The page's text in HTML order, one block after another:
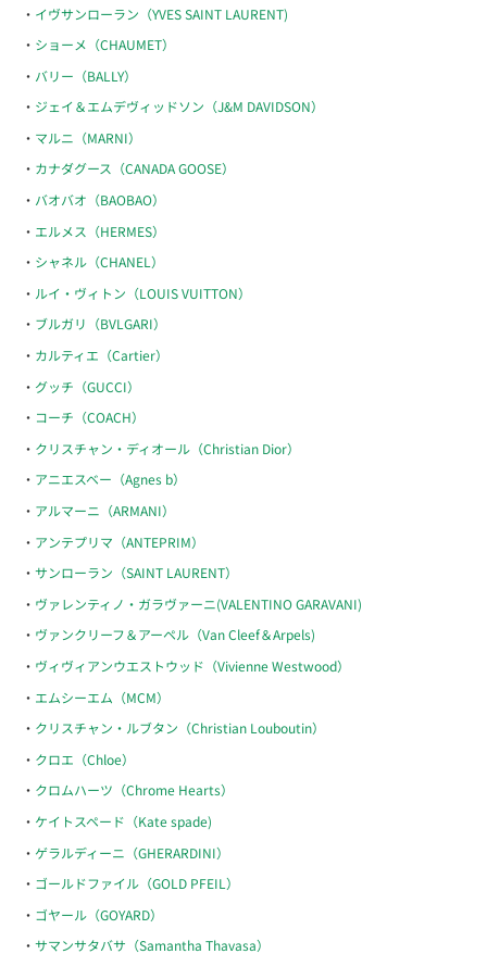
イヴサンローラン（YVES SAINT LAURENT)
ショーメ（CHAUMET）
バリー（BALLY）
ジェイ＆エムデヴィッドソン（J&M DAVIDSON）
マルニ（MARNI）
カナダグース（CANADA GOOSE）
バオバオ（BAOBAO）
エルメス（HERMES）
シャネル（CHANEL）
ルイ・ヴィトン（LOUIS VUITTON）
ブルガリ（BVLGARI）
カルティエ（Cartier）
グッチ（GUCCI）
コーチ（COACH）
クリスチャン・ディオール（Christian Dior）
アニエスベー（Agnes b）
アルマーニ（ARMANI）
アンテプリマ（ANTEPRIM）
サンローラン（SAINT LAURENT）
ヴァレンティノ・ガラヴァーニ(VALENTINO GARAVANI)
ヴァンクリーフ＆アーペル（Van Cleef＆Arpels)
ヴィヴィアンウエストウッド（Vivienne Westwood）
エムシーエム（MCM）
クリスチャン・ルブタン（Christian Louboutin）
クロエ（Chloe）
クロムハーツ（Chrome Hearts）
ケイトスペード（Kate spade)
ゲラルディーニ（GHERARDINI）
ゴールドファイル（GOLD PFEIL）
ゴヤール（GOYARD）
サマンサタバサ（Samantha Thavasa）